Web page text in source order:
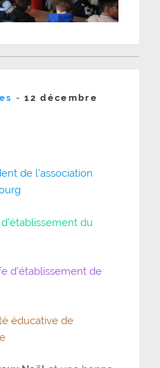
-Publié
12 décembre
de l’association
du
d’établissement de
éducative de